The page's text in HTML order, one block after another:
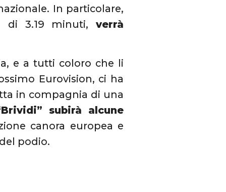
In particolare,
di 3.19 minuti,verrà
e a tutti coloro che li
Eurovision, ci ha
in compagnia di una
subirà alcune
canora europea e
podio.